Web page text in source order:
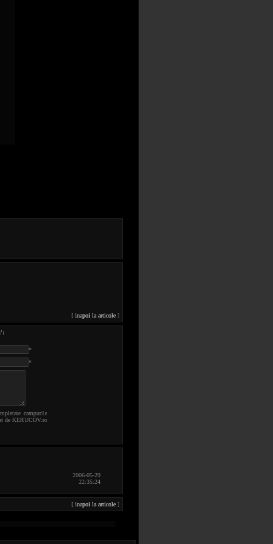
[inapoi la articole ]
*
*
campurile
de KERUCOV.ro
2006-05-29
22:35:24
[inapoi la articole ]